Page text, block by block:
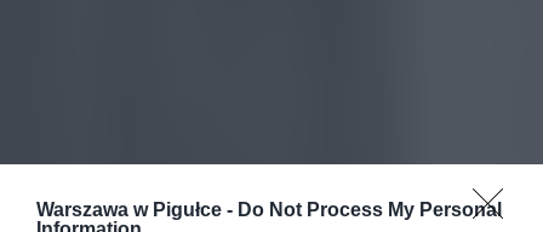
Warszawa w Pigułce - Do Not Process My Personal